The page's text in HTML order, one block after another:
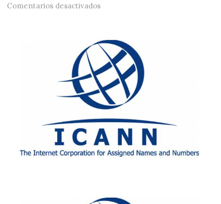
Comentarios desactivadosen La ICANN aprueba hasta